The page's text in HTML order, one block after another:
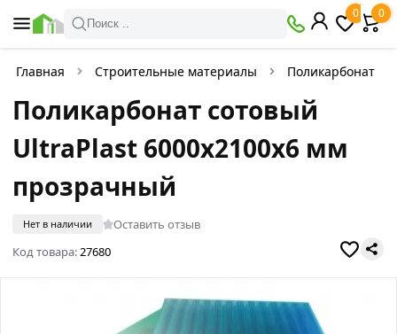
Поиск ..
0 0
Главная Строительные материалы Поликарбонат
Поликарбонат сотовый
UltraPlast 6000х2100х6 мм
прозрачный
Нет в наличии
Оставить отзыв
Код товара:27680